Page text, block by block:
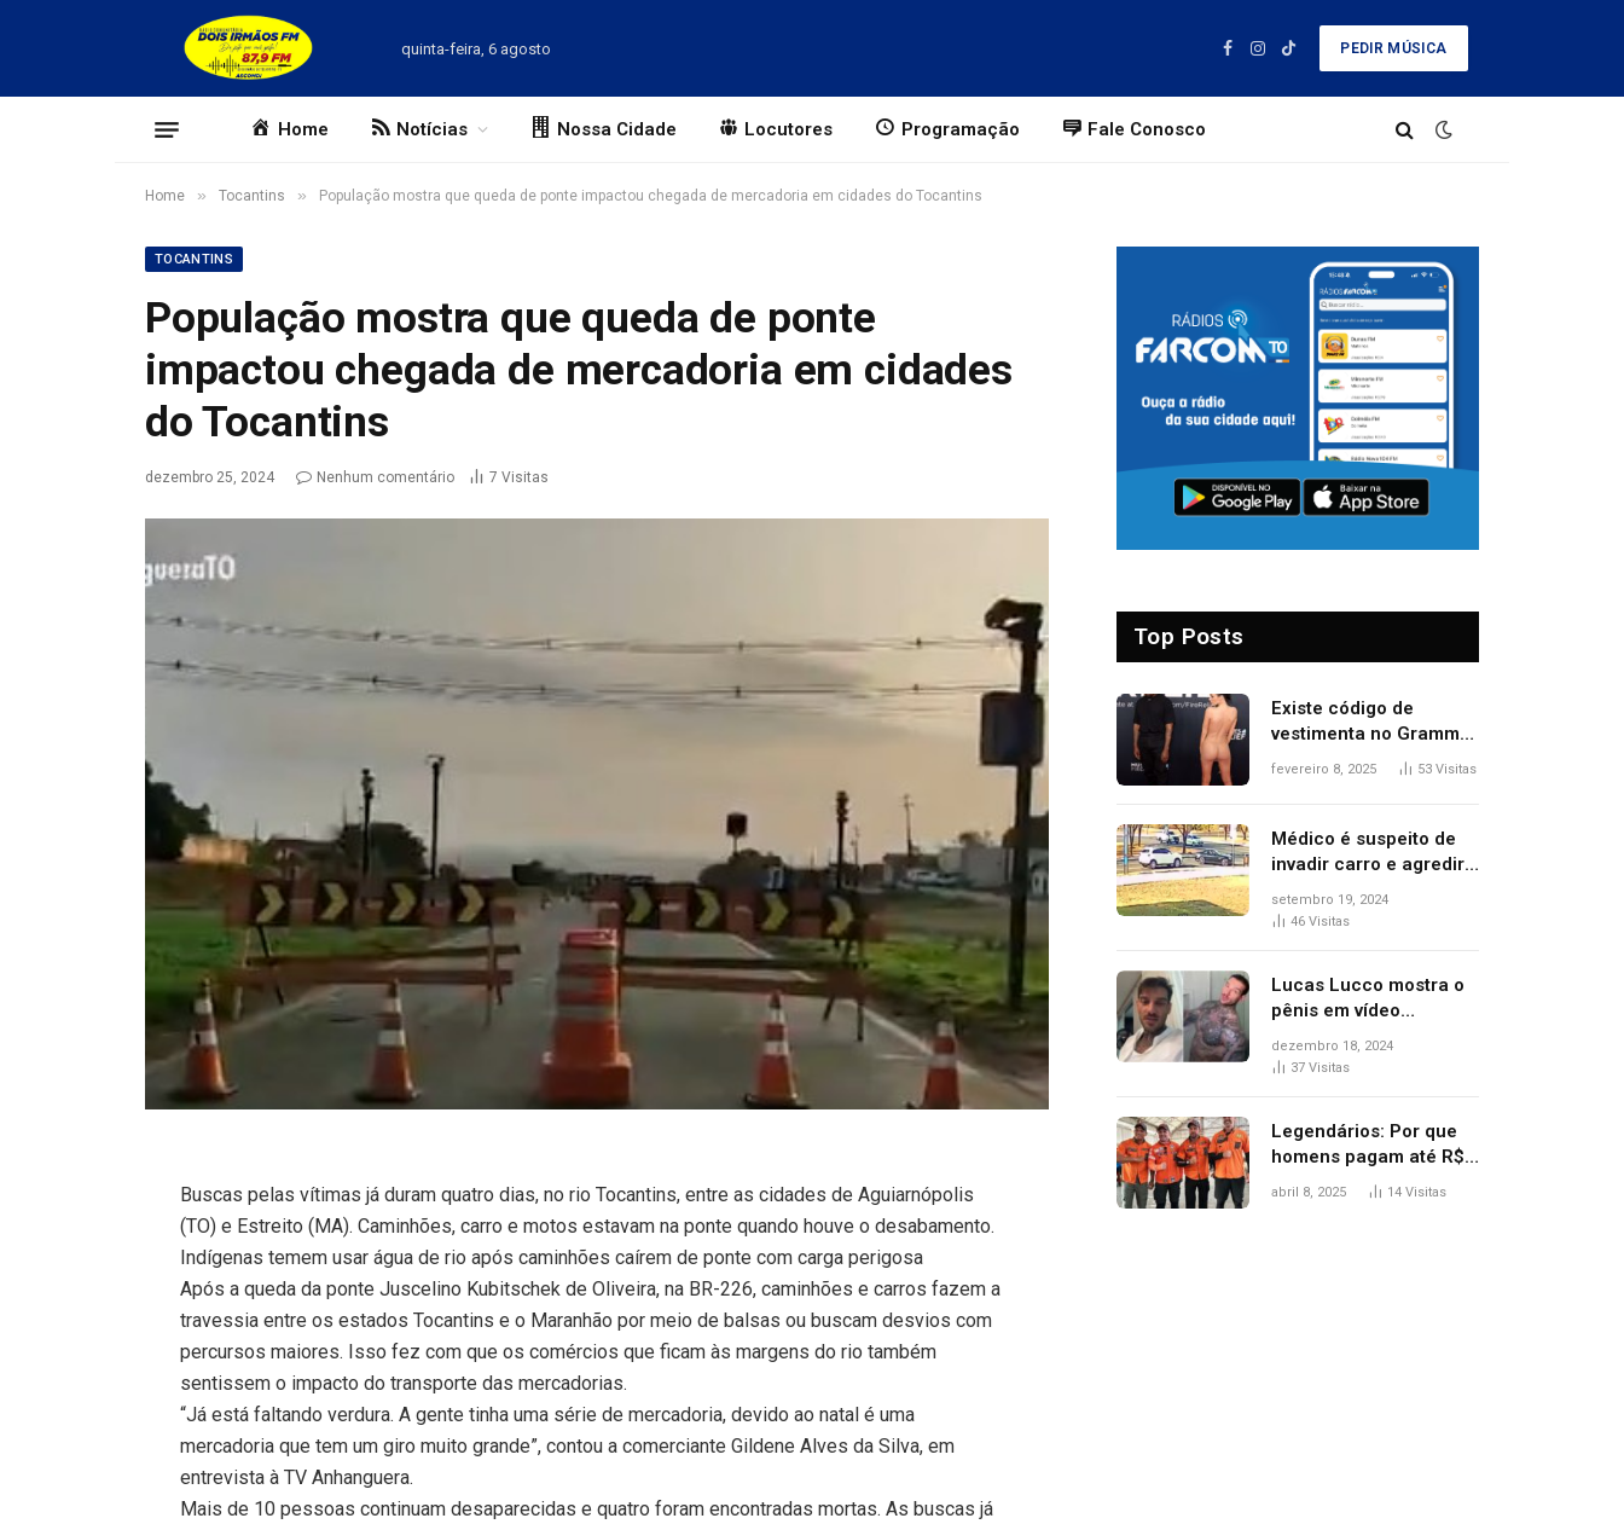
quinta-feira, 6 agosto
Facebook
Instagram
TikTok
PEDIR MÚSICA
Home Notícias Nossa Cidade Locutores Programação Fale Conosco
Home » Tocantins » População mostra que queda de ponte impactou chegada de mercadoria em cidades do Tocantins
TOCANTINS
População mostra que queda de ponte
impactou chegada de mercadoria em cidades
do Tocantins
dezembro 25, 2024 Nenhum comentário 7 Visitas
Buscas pelas vítimas já duram quatro dias, no rio Tocantins, entre as cidades de Aguiarnópolis
(TO) e Estreito (MA). Caminhões, carro e motos estavam na ponte quando houve o desabamento.
Indígenas temem usar água de rio após caminhões caírem de ponte com carga perigosa
Após a queda da ponte Juscelino Kubitschek de Oliveira, na BR-226, caminhões e carros fazem a
travessia entre os estados Tocantins e o Maranhão por meio de balsas ou buscam desvios com
percursos maiores. Isso fez com que os comércios que ficam às margens do rio também
sentissem o impacto do transporte das mercadorias.
“Já está faltando verdura. A gente tinha uma série de mercadoria, devido ao natal é uma
mercadoria que tem um giro muito grande”, contou a comerciante Gildene Alves da Silva, em
entrevista à TV Anhanguera.
Mais de 10 pessoas continuam desaparecidas e quatro foram encontradas mortas. As buscas já
Top Posts
Existe código de
vestimenta no Grammy?
Questionamento surgiu
aparecer nua na
premiação
fevereiro 8, 2025 53 Visitas
Médico é suspeito de
invadir carro e agredir
delegado aposentado
durante confusão no
setembro 19, 2024
46 Visitas
Lucas Lucco mostra o
pênis em vídeo
tomando banho, apaga
post e diz ‘foi mal’
dezembro 18, 2024
37 Visitas
Legendários: Por que
homens pagam até R$
81 mil para subir
abril 8, 2025 14 Visitas